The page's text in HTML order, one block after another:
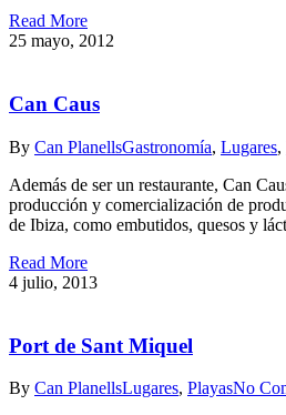
Read More
25 mayo, 2012
Can Caus
By Can PlanellsGastronomía, Lugares,
Además de ser un restaurante, Can
producción y comercialización de
de Ibiza, como embutidos, quesos y
Read More
4 julio, 2013
Port de Sant Miquel
By Can PlanellsLugares, PlayasNo